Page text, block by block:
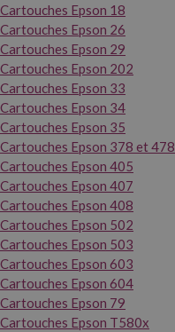
Cartouches Epson 18
Cartouches Epson 26
Cartouches Epson 29
Cartouches Epson 202
Cartouches Epson 33
Cartouches Epson 34
Cartouches Epson 35
Cartouches Epson 378 et 478
Cartouches Epson 405
Cartouches Epson 407
Cartouches Epson 408
Cartouches Epson 502
Cartouches Epson 503
Cartouches Epson 603
Cartouches Epson 604
Cartouches Epson 79
Cartouches Epson T580x